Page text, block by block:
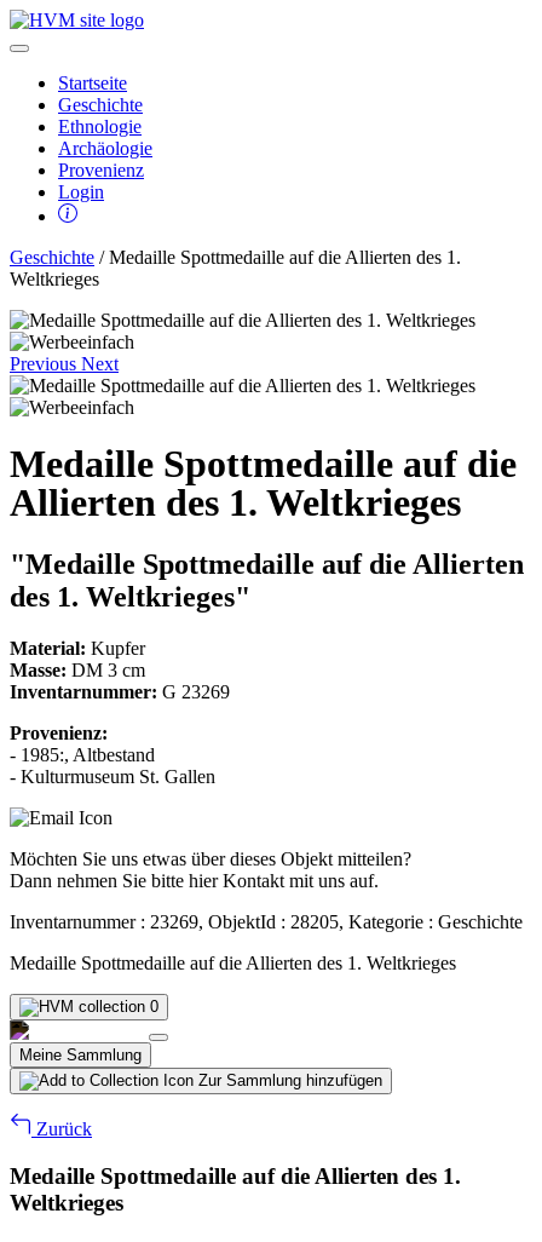
Startseite
Geschichte
Ethnologie
Archäologie
Provenienz
Login
Geschichte / Medaille Spottmedaille auf die Allierten des 1.
Weltkrieges
Previous Next
Medaille Spottmedaille auf die
Allierten des 1. Weltkrieges
"Medaille Spottmedaille auf die Allierten
des 1. Weltkrieges"
Material: Kupfer
Masse: DM 3 cm
Inventarnummer: G 23269
Provenienz:
- 1985:, Altbestand
- Kulturmuseum St. Gallen
Möchten Sie uns etwas über dieses Objekt mitteilen?
Dann nehmen Sie bitte hier Kontakt mit uns auf.
Inventarnummer : 23269, ObjektId : 28205, Kategorie : Geschichte
Medaille Spottmedaille auf die Allierten des 1. Weltkrieges
0
Meine Sammlung
Zur Sammlung hinzufügen
Zurück
Medaille Spottmedaille auf die Allierten des 1.
Weltkrieges